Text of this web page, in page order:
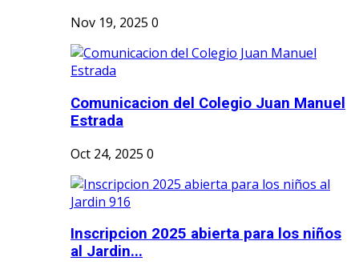
Nov 19, 2025 0
Comunicacion del Colegio Juan Manuel
Estrada
Oct 24, 2025 0
Inscripcion 2025 abierta para los niños
al Jardin...